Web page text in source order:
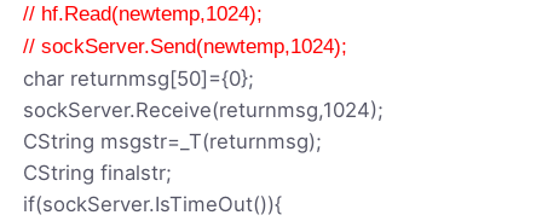
// hf.Read(newtemp,1024);
// sockServer.Send(newtemp,1024);
char returnmsg[50]={0};
sockServer.Receive(returnmsg,1024);
CString msgstr=_T(returnmsg);
CString finalstr;
if(sockServer.IsTimeOut()){